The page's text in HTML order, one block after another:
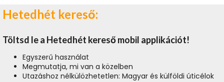
Hetedhét kereső:
Töltsd le a Hetedhét kereső mobil applikációt!
Egyszerű használat
Megmutatja, mi van a közelben
Utazáshoz nélkülözhetetlen: Magyar és külföldi úticélok